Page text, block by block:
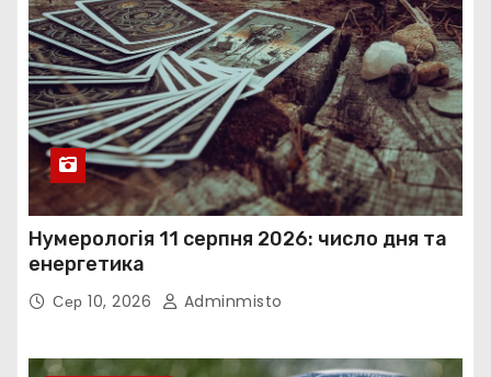
Нумерологія 11 серпня 2026: число дня та
енергетика
Сер 10, 2026 Adminmisto